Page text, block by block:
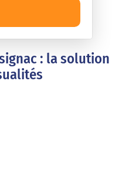
: la solution